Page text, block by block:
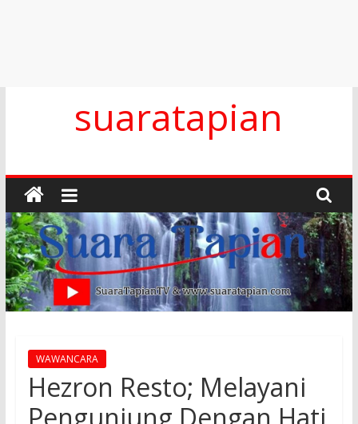
suaratapian
WAWANCARA
Hezron Resto; Melayani